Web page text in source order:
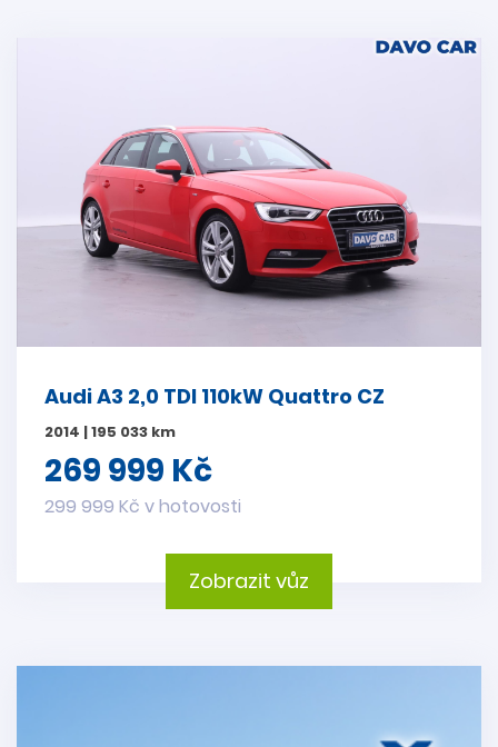
Audi A3 2,0 TDI 110kW Quattro CZ
2014 | 195 033 km
269 999 Kč
299 999 Kč v hotovosti
Zobrazit vůz